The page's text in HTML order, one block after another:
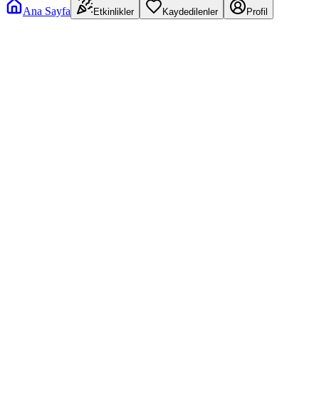
Ana Sayfa Etkinlikler Kaydedilenler Profil